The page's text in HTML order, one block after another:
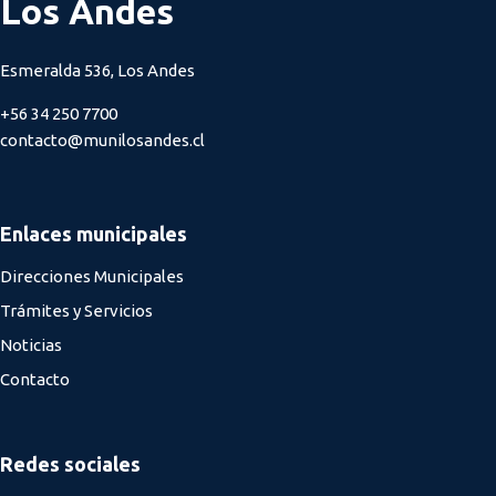
Los Andes
Esmeralda 536, Los Andes
+56 34 250 7700
contacto@munilosandes.cl
Enlaces municipales
Direcciones Municipales
Trámites y Servicios
Noticias
Contacto
Redes sociales